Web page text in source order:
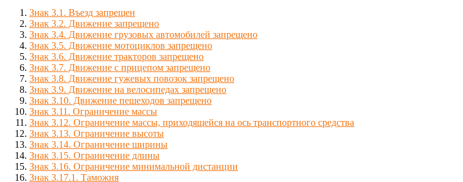
Знак 3.1. Въезд запрещен
Знак 3.2. Движение запрещено
Знак 3.4. Движение грузовых автомобилей запрещено
Знак 3.5. Движение мотоциклов запрещено
Знак 3.6. Движение тракторов запрещено
Знак 3.7. Движение с прицепом запрещено
Знак 3.8. Движение гужевых повозок запрещено
Знак 3.9. Движение на велосипедах запрещено
Знак 3.10. Движение пешеходов запрещено
Знак 3.11. Ограничение массы
Знак 3.12. Ограничение массы, приходящейся на ось транспортного средства
Знак 3.13. Ограничение высоты
Знак 3.14. Ограничение ширины
Знак 3.15. Ограничение длины
Знак 3.16. Ограничение минимальной дистанции
Знак 3.17.1. Таможня